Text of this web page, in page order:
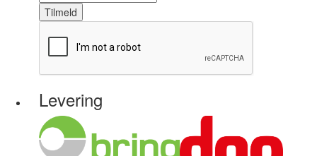
Tilmeld
Levering